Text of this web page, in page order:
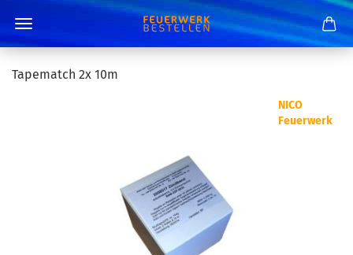
Tapematch 2x 10m
NICO
Feuerwerk